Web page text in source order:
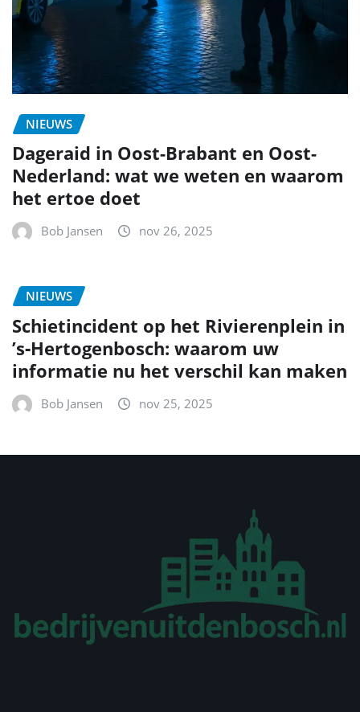
NIEUWS
Dageraid in Oost-Brabant en Oost-
Nederland: wat we weten en waarom
het ertoe doet
Bob Jansen nov 26, 2025
NIEUWS
Schietincident op het Rivierenplein in
’s‑Hertogenbosch: waarom uw
informatie nu het verschil kan maken
Bob Jansen nov 25, 2025